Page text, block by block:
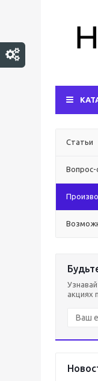
Статьи
Вопрос-
акциях